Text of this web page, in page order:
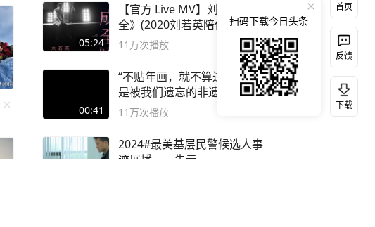
05:24
【官方 Live MV】刘若英《成
全》(2020刘若英陪你) #刘若
英 #成全
11万次播放
00:41
“不贴年画，就不算过年”，这
是被我们遗忘的非遗木板年画
11万次播放
2024#最美基层民警候选人事
迹展播——朱元
首页
反馈
下载
扫码下载今日头条